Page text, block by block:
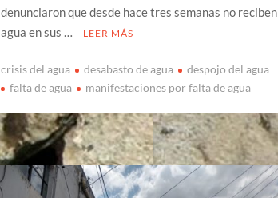
denunciaron que desde hace tres semanas no reciben
agua en sus …
LEER MÁS
crisis del agua desabasto de agua
despojo del agua
falta de agua
manifestaciones por falta de agua